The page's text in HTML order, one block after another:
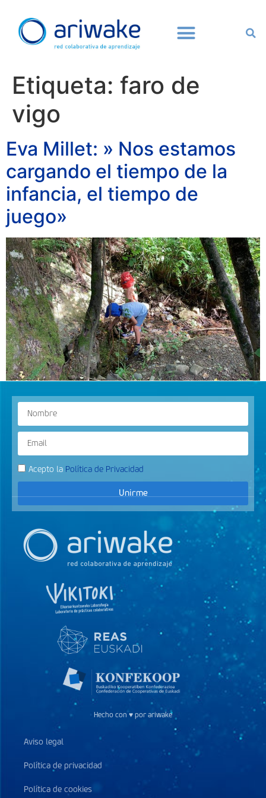
Etiqueta: faro de
vigo
Eva Millet: » Nos estamos
cargando el tiempo de la
infancia, el tiempo de
juego»
Acepto la Política de Privacidad
Unirme
Hecho con ♥ por ariwake
Aviso legal
Política de privacidad
Política de cookies